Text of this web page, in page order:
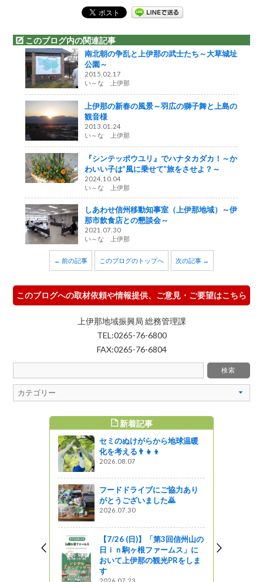
このブログ内の関連記事
南北朝の争乱と上伊那の武士たち～大草城址
公園～
2015.02.17
い～な 上伊那
上伊那の新春の風景～羽広の獅子舞と上島の
観音様
2013.01.24
い～な 上伊那
『シンテッポウユリ』でハナタカダカ！～か
わいい子は”風に乗せて”旅をさせよ？～
2024.10.04
い～な 上伊那
しあわせ信州移動知事室（上伊那地域）～伊
那市飲食店との懇談会～
2021.07.30
い～な 上伊那
← 前の記事 このブログのトップへ 次の記事 →
このブログへの取材依頼や情報提供、ご意見・ご要望はこちら
上伊那地域振興局 総務管理課
TEL:0265-76-6800
FAX:0265-76-6804
新着記事
セミのぬけがらから地球温暖
化を考える👨‍👧‍👦
2026.08.07
フードドライブにご協力あり
がとうございました🙇
2026.07.30
【7/26 (日)】「第3回信州山の
日ｉｎ駒ヶ根ファームス」に
おいて上伊那の観光PRをしま
す
2026.07.23